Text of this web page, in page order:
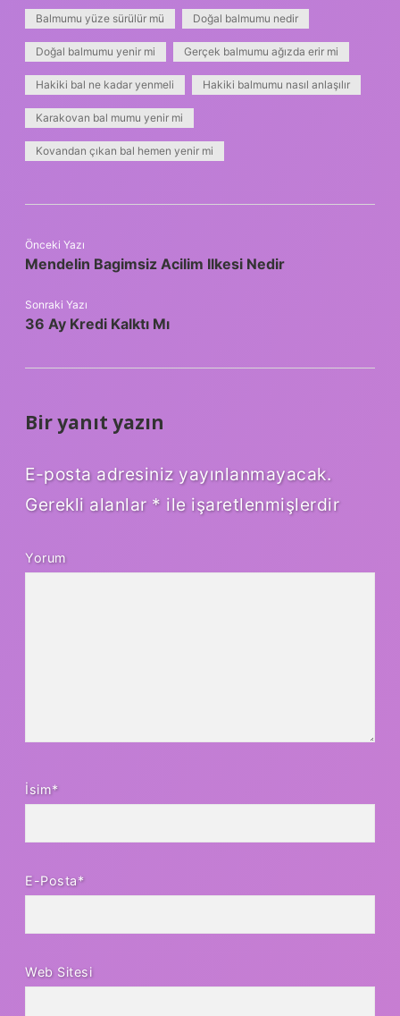
Balmumu yüze sürülür mü Doğal balmumu nedir
Doğal balmumu yenir mi Gerçek balmumu ağızda erir mi
Hakiki bal ne kadar yenmeli Hakiki balmumu nasıl anlaşılır
Karakovan bal mumu yenir mi
Kovandan çıkan bal hemen yenir mi
Önceki Yazı
Mendelin Bagimsiz Acilim Ilkesi Nedir
Sonraki Yazı
36 Ay Kredi Kalktı Mı
Bir yanıt yazın
E-posta adresiniz yayınlanmayacak.
Gerekli alanlar * ile işaretlenmişlerdir
Yorum
İsim*
E-Posta*
Web Sitesi